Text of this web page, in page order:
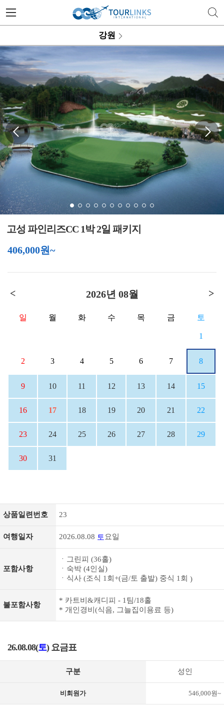
투어링스 | 행복한 골프 여행의
강원
고성 파인리즈CC 1박 2일 패키지
406,000원~
< 2026년 08월 >
일 월 화 수 목 금 토
1
2 3 4 5 6 7 8
9 10 11 12 13 14 15
16 17 18 19 20 21 22
23 24 25 26 27 28 29
30 31
상품일련번호 23
여행일자 2026.08.08 토 요일
포함사항
ㆍ그린피 (36홀)
ㆍ숙박 (4인실)
ㆍ식사 (조식 1회+(금/토 출발) 중식 1회 )
불포함사항
* 카트비&캐디피 - 1팀/18홀
* 개인경비(식음, 그늘집이용료 등)
26.08.08(토) 요금표
구분 성인
비회원가 546,000원~